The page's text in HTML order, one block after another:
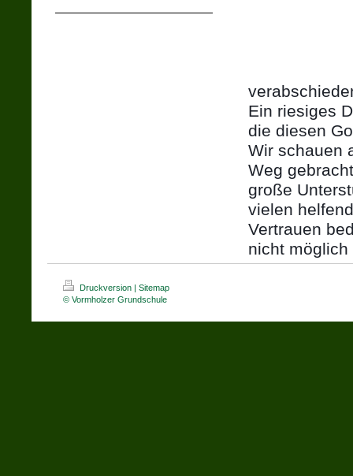
Ein riesiges
die diesen
Wir schauen
Weg
große
vielen
Vertrauen
nicht möglich
Druckversion | Sitemap
© Vormholzer Grundschule